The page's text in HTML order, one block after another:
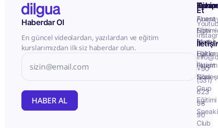
Haberdar Ol
En güncel videolardan, yazılardan ve eğitim
kurslarımızdan ilk siz haberdar olun.
HABER AL
İletişim
Fluent
Now -
Birebir
Eğitim
Fluent
Now -
Grup
Eğitimi
Club
Takip
Et
+90
(531)
623
98
90